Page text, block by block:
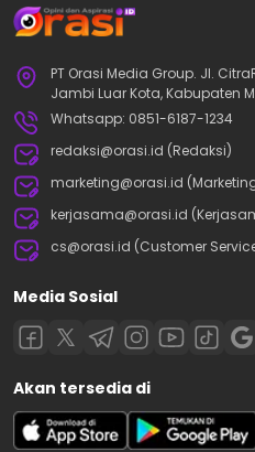
PT Orasi Media Group. Jl.
Jambi Luar Kota, Kabupaten
Whatsapp: 0851-6187-1234
redaksi@orasi.id (Redaksi)
marketing@orasi.id
kerjasama@orasi.id
cs@orasi.id (Customer
Media Sosial
Akan tersedia di